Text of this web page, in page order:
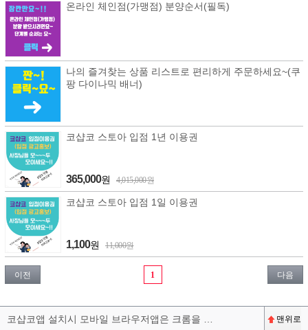
온라인 체인점(가맹점) 분양순서(필독)
나의 즐겨찾는 상품 리스트로 편리하게 주문하세요~(쿠
팡 다이나믹 배너)
코샵코 스토아 입점 1년 이용권
365,000원 4,015,000원
코샵코 스토아 입점 1일 이용권
1,100원 11,000원
이전 1 다음
코샵코앱 설치시 모바일 브라우저앱은 크롬을 권장합니다^^ 맨위로